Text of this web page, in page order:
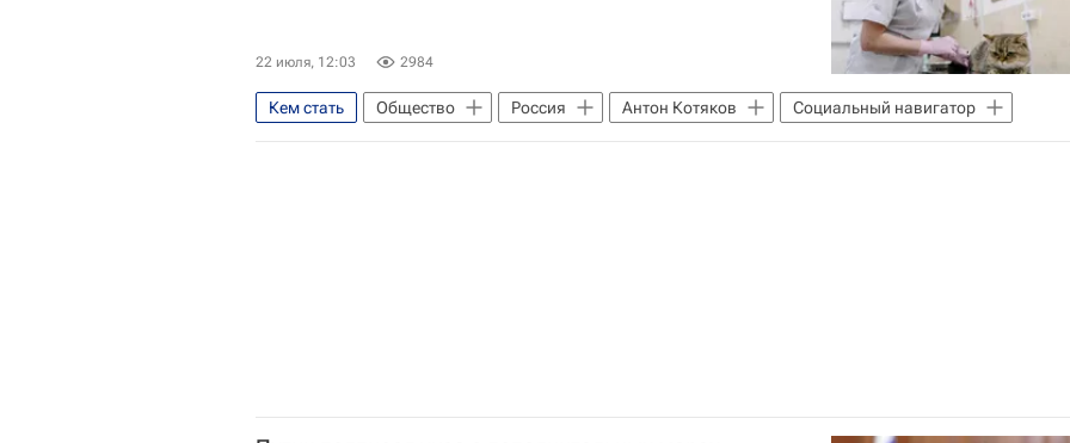
22 июля, 12:03 2984
Кем стать Общество Россия Антон Котяков Социальный навигатор